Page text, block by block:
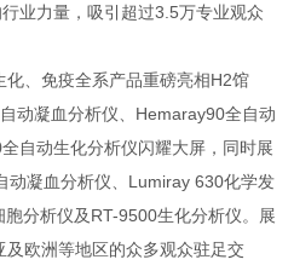
业力量，吸引超过3.5万专业观众
、免疫全系产品重磅亮相H2馆
动凝血分析仪、Hemaray90全自动
自动生化分析仪闪耀大屏，同时展
动凝血分析仪、Lumiray 630化学发
分析仪及RT-9500生化分析仪。展
欧洲等地区的众多观众驻足交